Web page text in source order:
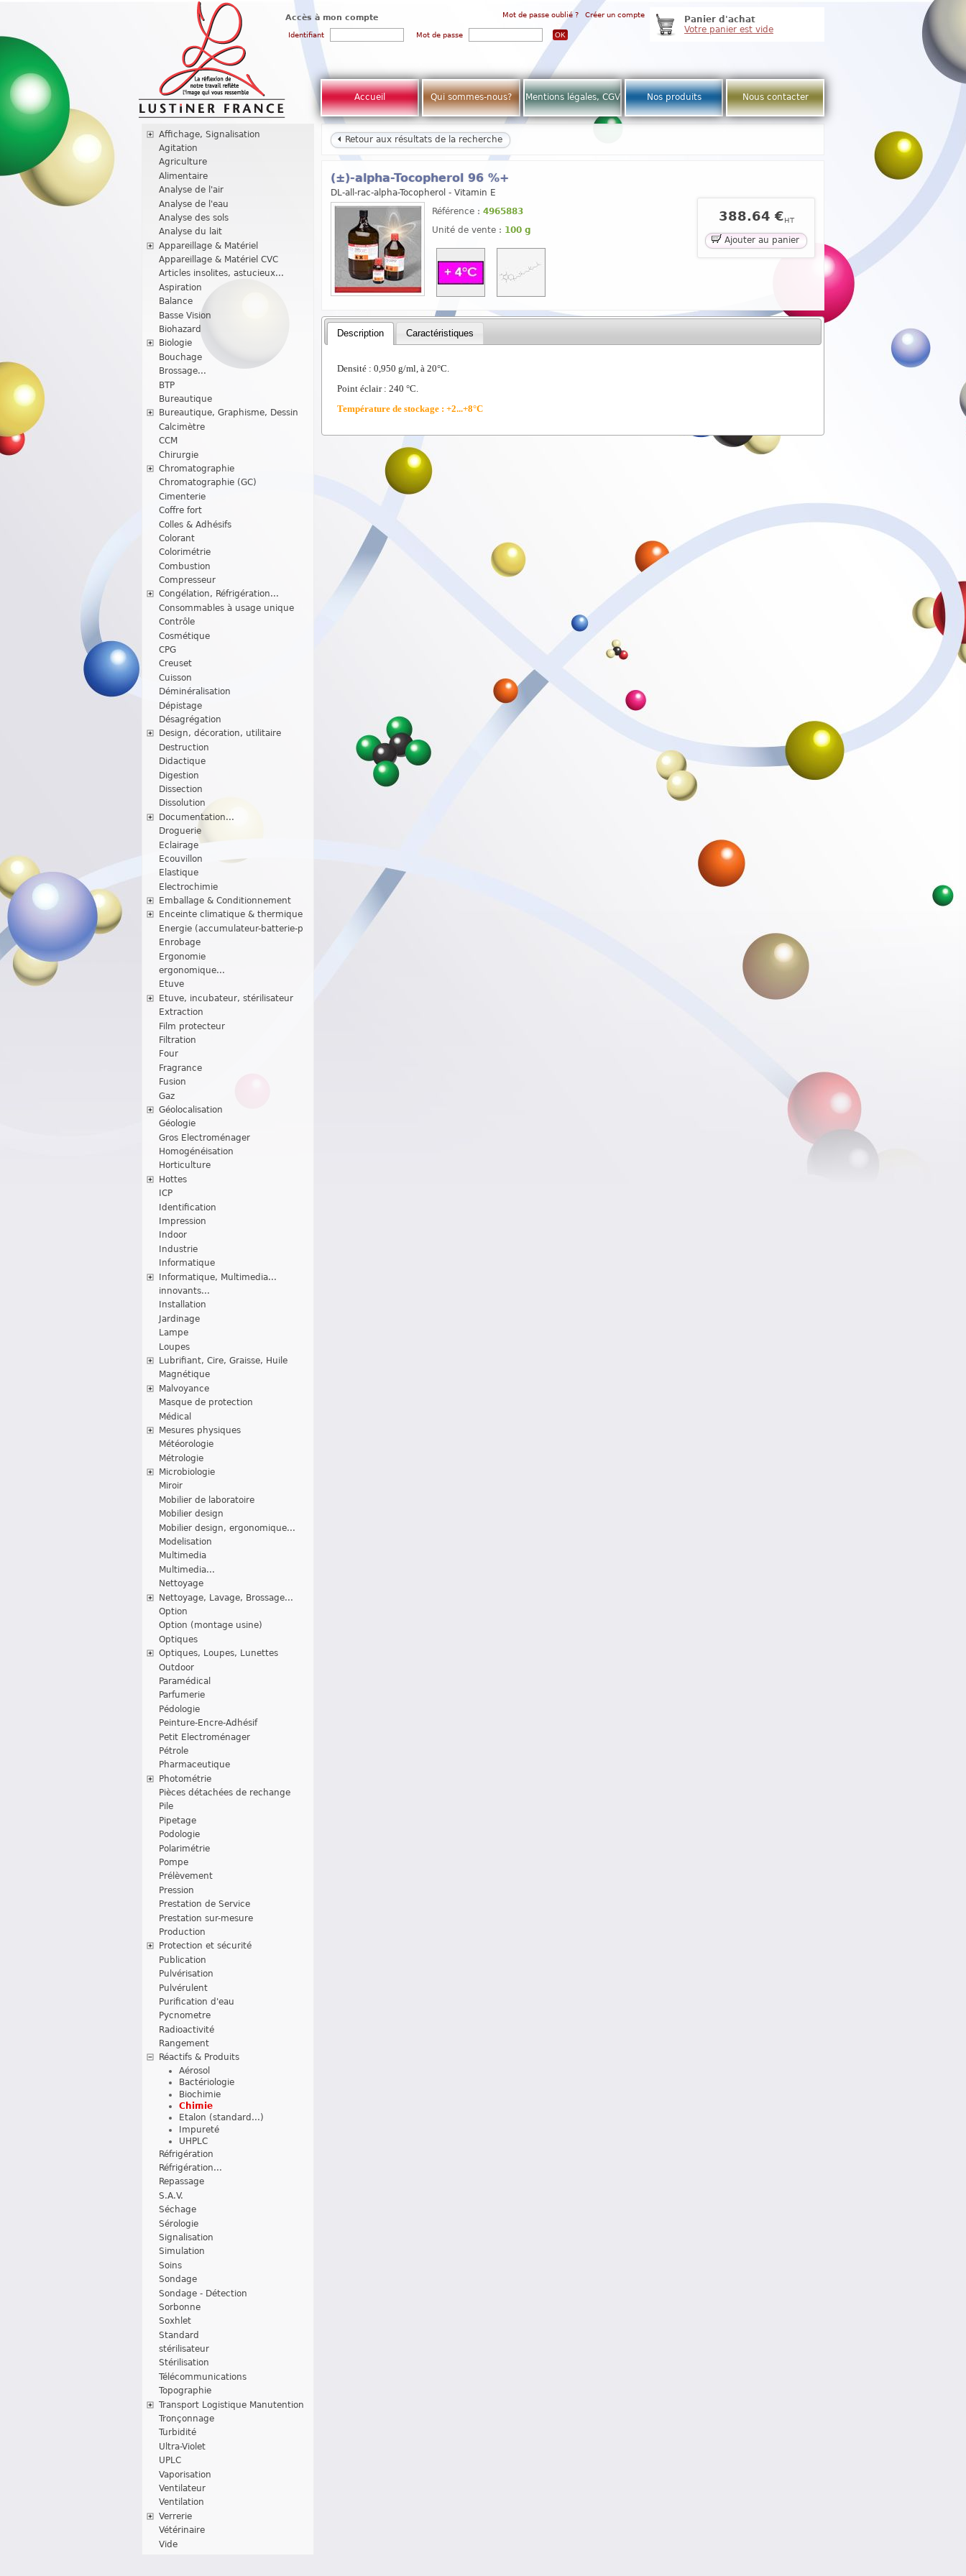
Accès à mon compte Mot de passe oublié ? Créer un compte
Identifiant Mot de passe
Panier d'achat
Votre panier est vide
Accueil Qui sommes-nous? Mentions légales, CGV Nos produits Nous contacter
Affichage, Signalisation
Agitation
Agriculture
Alimentaire
Analyse de l'air
Analyse de l'eau
Analyse des sols
Analyse du lait
Appareillage & Matériel
Appareillage & Matériel CVC
Articles insolites, astucieux...
Aspiration
Balance
Basse Vision
Biohazard
Biologie
Bouchage
Brossage...
BTP
Bureautique
Bureautique, Graphisme, Dessin
Calcimètre
CCM
Chirurgie
Chromatographie
Chromatographie (GC)
Cimenterie
Coffre fort
Colles & Adhésifs
Colorant
Colorimétrie
Combustion
Compresseur
Congélation, Réfrigération...
Consommables à usage unique
Contrôle
Cosmétique
CPG
Creuset
Cuisson
Déminéralisation
Dépistage
Désagrégation
Design, décoration, utilitaire
Destruction
Didactique
Digestion
Dissection
Dissolution
Documentation...
Droguerie
Eclairage
Ecouvillon
Elastique
Electrochimie
Emballage & Conditionnement
Enceinte climatique & thermique
Energie (accumulateur-batterie-p
Enrobage
Ergonomie
ergonomique...
Etuve
Etuve, incubateur, stérilisateur
Extraction
Film protecteur
Filtration
Four
Fragrance
Fusion
Gaz
Géolocalisation
Géologie
Gros Electroménager
Homogénéisation
Horticulture
Hottes
ICP
Identification
Impression
Indoor
Industrie
Informatique
Informatique, Multimedia...
innovants...
Installation
Jardinage
Lampe
Loupes
Lubrifiant, Cire, Graisse, Huile
Magnétique
Malvoyance
Masque de protection
Médical
Mesures physiques
Météorologie
Métrologie
Microbiologie
Miroir
Mobilier de laboratoire
Mobilier design
Mobilier design, ergonomique...
Modelisation
Multimedia
Multimedia...
Nettoyage
Nettoyage, Lavage, Brossage...
Option
Option (montage usine)
Optiques
Optiques, Loupes, Lunettes
Outdoor
Paramédical
Parfumerie
Pédologie
Peinture-Encre-Adhésif
Petit Electroménager
Pétrole
Pharmaceutique
Photométrie
Pièces détachées de rechange
Pile
Pipetage
Podologie
Polarimétrie
Pompe
Prélèvement
Pression
Prestation de Service
Prestation sur-mesure
Production
Protection et sécurité
Publication
Pulvérisation
Pulvérulent
Purification d'eau
Pycnometre
Radioactivité
Rangement
Réactifs & Produits
Aérosol
Bactériologie
Biochimie
Chimie
Etalon (standard...)
Impureté
UHPLC
Réfrigération
Réfrigération...
Repassage
S.A.V.
Séchage
Sérologie
Signalisation
Simulation
Soins
Sondage
Sondage - Détection
Sorbonne
Soxhlet
Standard
stérilisateur
Stérilisation
Télécommunications
Topographie
Transport Logistique Manutention
Tronçonnage
Turbidité
Ultra-Violet
UPLC
Vaporisation
Ventilateur
Ventilation
Verrerie
Vétérinaire
Vide
Retour aux résultats de la recherche
(±)-alpha-Tocopherol 96 %+
DL-all-rac-alpha-Tocopherol - Vitamin E
Référence : 4965883
Unité de vente : 100 g
388.64 € HT
Ajouter au panier
Description Caractéristiques
Densité : 0,950 g/ml, à 20°C.
Point éclair : 240 °C.
Température de stockage : +2...+8°C